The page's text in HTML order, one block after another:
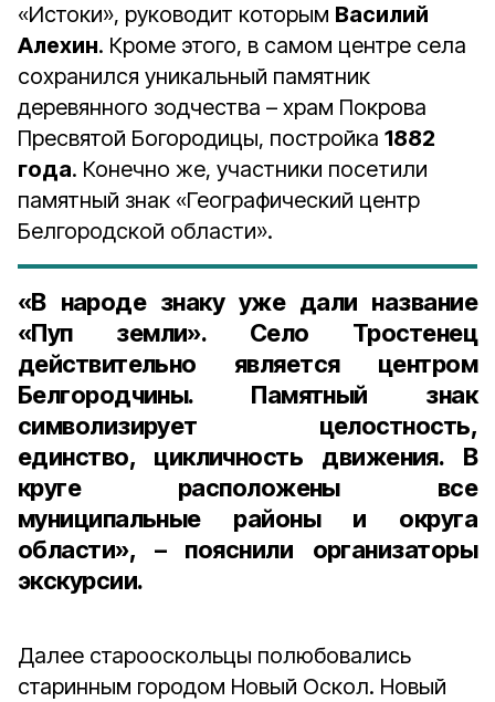
«Истоки», руководит которым Василий
Алехин. Кроме этого, в самом центре села
сохранился уникальный памятник
деревянного зодчества – храм Покрова
Пресвятой Богородицы, постройка 1882
года. Конечно же, участники посетили
памятный знак «Географический центр
Белгородской области».
«В народе знаку уже дали название
«Пуп земли». Село Тростенец
действительно является центром
Белгородчины. Памятный знак
символизирует целостность,
единство, цикличность движения. В
круге расположены все
муниципальные районы и округа
области», – пояснили организаторы
экскурсии.
Далее старооскольцы полюбовались
старинным городом Новый Оскол. Новый